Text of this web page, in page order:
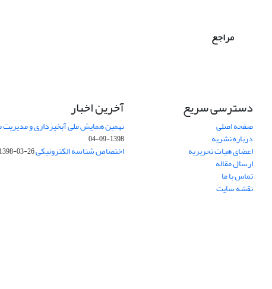
مراجع
دسترسی سریع
صفحه اصلی
درباره نشریه
اعضای هیات تحریریه
ارسال مقاله
تماس با ما
نقشه سایت
آخرین اخبار
نهمین همایش ملی آبخیزداری و
1398-09-04
اختصاص شناسه الکترونیکی DOI1398-03-26